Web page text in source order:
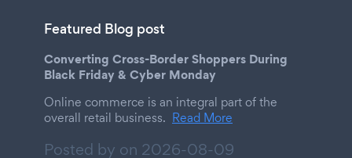
Featured Blog post
Converting Cross-Border Shoppers During
Black Friday & Cyber Monday
Online commerce is an integral part of the
overall retail business. Read More
Posted by on 2026-08-09